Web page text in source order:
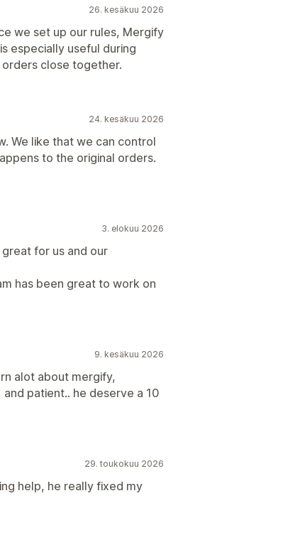
26. kesäkuu 2026
we set up our rules, Mergify
especially useful during
close together.
24. kesäkuu 2026
We like that we can control
to the original orders.
3. elokuu 2026
for us and our
has been great to work on
9. kesäkuu 2026
alot about mergify,
patient.. he deserve a 10
29. toukokuu 2026
help, he really fixed my